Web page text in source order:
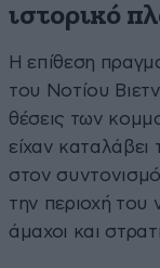
ιστορικό
Η επίθεση
του Νοτίου
θέσεις των
είχαν
στον
την περιοχή του
άμαχοι και